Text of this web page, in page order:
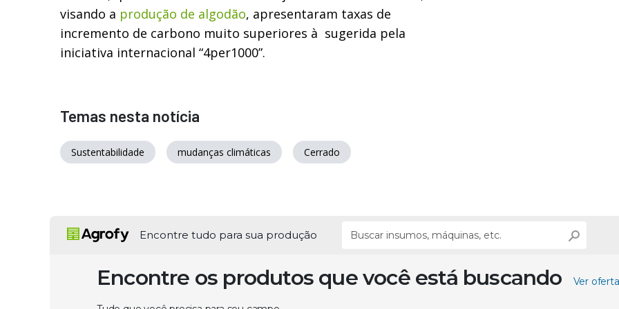
visando a produção de algodão, apresentaram taxas de
incremento de carbono muito superiores à sugerida pela
iniciativa internacional “4per1000”.
Temas nesta notícia
Sustentabilidade mudanças climáticas Cerrado
Encontre tudo para sua produção
Encontre os produtos que você está buscando Ver